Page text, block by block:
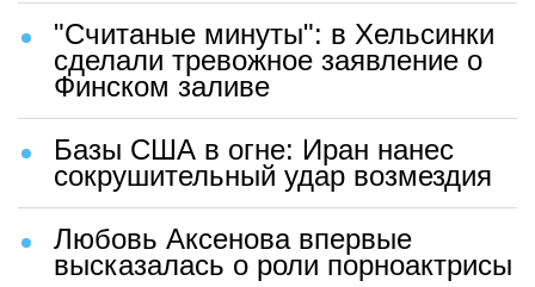
"Считаные минуты": в Хельсинки
сделали тревожное заявление о
Финском заливе
Базы США в огне: Иран нанес
сокрушительный удар возмездия
Любовь Аксенова впервые
высказалась о роли порноактрисы